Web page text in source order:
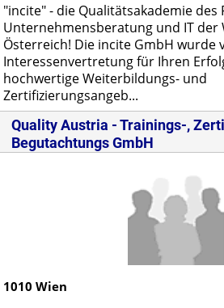
"incite" - die Qualitätsakademie des
Unternehmensberatung und IT
Österreich! Die incite GmbH wurde
Interessenvertretung für Ihren
hochwertige Weiterbildungs- und
Zertifizierungsangeb...
Quality Austria - Trainings-,
Begutachtungs GmbH
1010 Wien